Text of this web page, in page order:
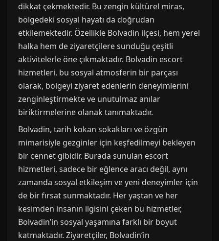
dikkat çekmektedir. Bu zengin kültürel miras,
bölgedeki sosyal hayatı da doğrudan
etkilemektedir. Özellikle Bolvadin ilçesi, hem yerel
halka hem de ziyaretçilere sunduğu çeşitli
aktivitelerle öne çıkmaktadır. Bolvadin escort
hizmetleri, bu sosyal atmosferin bir parçası
olarak, bölgeyi ziyaret edenlerin deneyimlerini
zenginleştirmekte ve unutulmaz anılar
biriktirmelerine olanak tanımaktadır.
Bolvadin, tarih kokan sokakları ve özgün
mimarisiyle gezginler için keşfedilmeyi bekleyen
bir cennet gibidir. Burada sunulan escort
hizmetleri, sadece bir eğlence aracı değil, aynı
zamanda sosyal etkileşim ve yeni deneyimler için
de bir fırsat sunmaktadır. Her yaştan ve her
kesimden insanın ilgisini çeken bu hizmetler,
Bolvadin’in sosyal yaşamına farklı bir boyut
katmaktadır. Ziyaretçiler, Bolvadin’in